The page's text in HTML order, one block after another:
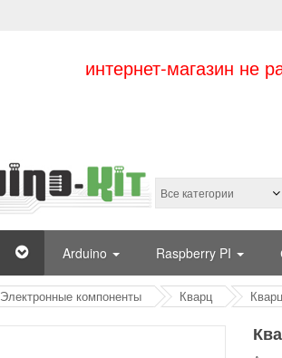
интернет-магазин не
Arduino Raspberry PI
Электронные компоненты Кварц